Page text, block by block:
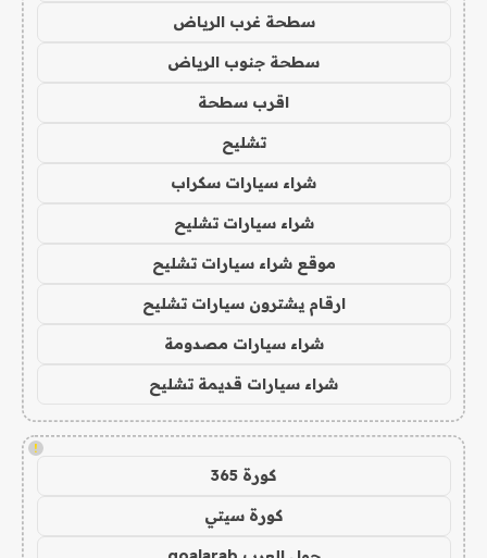
سطحة غرب الرياض
سطحة جنوب الرياض
اقرب سطحة
تشليح
شراء سيارات سكراب
شراء سيارات تشليح
موقع شراء سيارات تشليح
ارقام يشترون سيارات تشليح
شراء سيارات مصدومة
شراء سيارات قديمة تشليح
!
كورة 365
كورة سيتي